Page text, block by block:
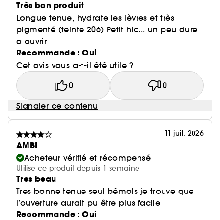
Très bon produit
Longue tenue, hydrate les lèvres et très
pigmenté (teinte 206) Petit hic... un peu dure
a ouvrir
Recommande : Oui
Cet avis vous a-t-il été utile ?
0 0
Signaler ce contenu
11 juil. 2026
AMBI
Acheteur vérifié et récompensé
Utilise ce produit depuis 1 semaine
Tres beau
Tres bonne tenue seul bémols je trouve que
l’ouverture aurait pu être plus facile
Recommande : Oui